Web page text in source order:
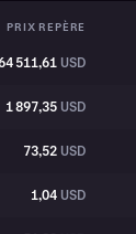
PRIX REPÈRE
511,61 USD
1 897,35 USD
73,52 USD
1,04 USD